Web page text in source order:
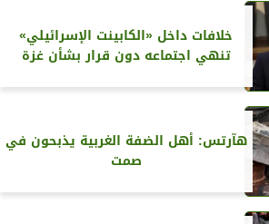
خلافات داخل «الكابينت الإسرائيلي»
تنهي اجتماعه دون قرار بشأن غزة
هآرتس: أهل الضفة الغربية يذبحون في
صمت